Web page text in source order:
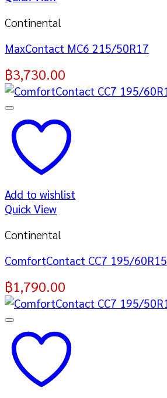
Continental
MaxContact MC6 215/50R17
฿3,730.00
Add to wishlist
Quick View
Continental
ComfortContact CC7 195/60R15
฿1,790.00